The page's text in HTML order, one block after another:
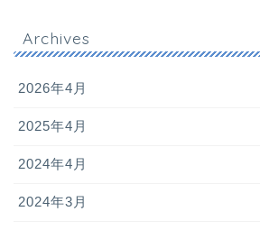
Archives
2026年4月
2025年4月
2024年4月
2024年3月